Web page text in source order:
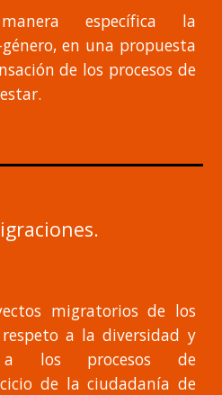
específica la
en una propuesta
de los procesos de
migratorios de los
a la diversidad y
a los procesos de
de la ciudadanía de